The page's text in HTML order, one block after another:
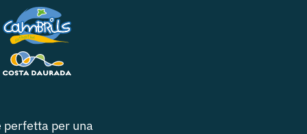
perfetta per una